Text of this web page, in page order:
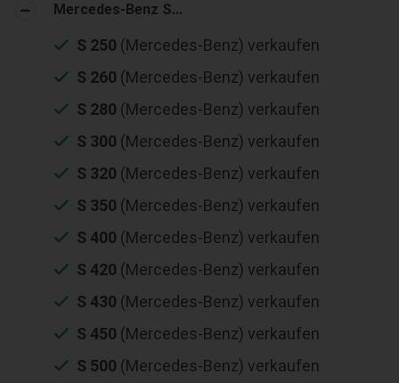
Mercedes-Benz S...
S 250 (Mercedes-Benz) verkaufen
S 260 (Mercedes-Benz) verkaufen
S 280 (Mercedes-Benz) verkaufen
S 300 (Mercedes-Benz) verkaufen
S 320 (Mercedes-Benz) verkaufen
S 350 (Mercedes-Benz) verkaufen
S 400 (Mercedes-Benz) verkaufen
S 420 (Mercedes-Benz) verkaufen
S 430 (Mercedes-Benz) verkaufen
S 450 (Mercedes-Benz) verkaufen
S 500 (Mercedes-Benz) verkaufen